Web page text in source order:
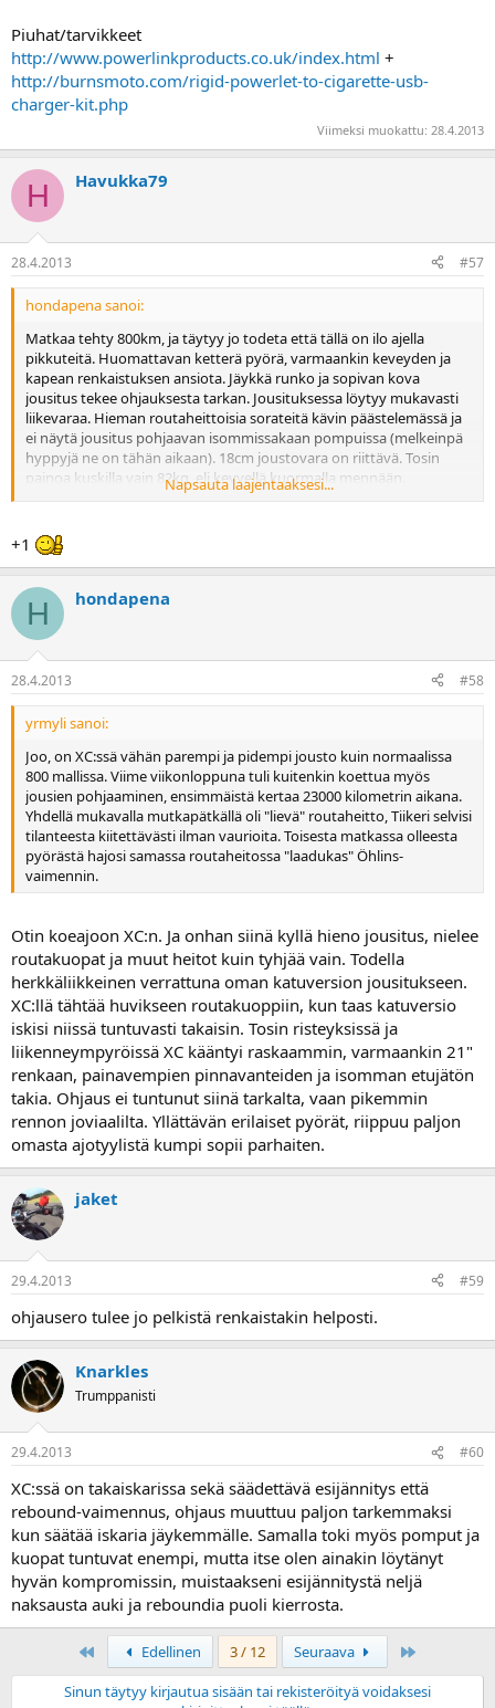
Piuhat/tarvikkeet
http://www.powerlinkproducts.co.uk/index.html +
http://burnsmoto.com/rigid-powerlet-to-cigarette-usb-
charger-kit.php
Viimeksi muokattu: 28.4.2013
H Havukka79
28.4.2013 #57
hondapena sanoi:
Matkaa tehty 800km, ja täytyy jo todeta että tällä on ilo ajella
pikkuteitä. Huomattavan ketterä pyörä, varmaankin keveyden ja
kapean renkaistuksen ansiota. Jäykkä runko ja sopivan kova
jousitus tekee ohjauksesta tarkan. Jousituksessa löytyy mukavasti
liikevaraa. Hieman routaheittoisia sorateitä kävin päästelemässä ja
ei näytä jousitus pohjaavan isommissakaan pompuissa (melkeinpä
hyppyjä ne on tähän aikaan). 18cm joustovara on riittävä. Tosin
painoa kuskilla vain 82kg, eli kevyellä kuormalla mennään.
Huomattava parannus kuitenkin edellisen katupyörän 12cm
sora-ajoon tosin kaipaisi enemmän pitoa renkaisiin ja löysempää
jousitusta, XC-malli nappuloilla lieneekin selkästi parempi valinta
GPS-teline tähän löytyi SW Motechilta, ruuvataan
pleksikiinnikkeiden alle ja näyttö tulee mittareiden päälle:
Triumphin säädettevä pidempi pleksi vaikuttaa kohtuulliselta,
työmatkaa voi ajella ilman tulppia. Pitkiin siirtymiin toivoisi
kuitenkin vielä hiljaisempaa. Onko joku parennellut pleksiä,
saisikohan esim jatkopalalla ilmavirran kypärän yli?
edit: ja lisäyksenä että moottorista ei voi olla tykkäämättä. Vääntää
tasaisesti koko kierrosalueelta, voi ajella rauhallisesti pienillä
kierroksilla tai raivopäisemmin suuremmilla kierroksilla - ei ole
kuollutta kohtaa eikä tehopiikkiä, toimii hyvin kierroksista
riippumatta. Tosin kunnolla punarajaa päästään puhuttelemaan
vasta sisäänajon jälkeen
Hyvin ovat onnistuneet triumphilla
Napsauta laajentaaksesi...
+1
H hondapena
28.4.2013 #58
yrmyli sanoi:
Joo, on XC:ssä vähän parempi ja pidempi jousto kuin normaalissa
800 mallissa. Viime viikonloppuna tuli kuitenkin koettua myös
jousien pohjaaminen, ensimmäistä kertaa 23000 kilometrin aikana.
Yhdellä mukavalla mutkapätkällä oli "lievä" routaheitto, Tiikeri selvisi
tilanteesta kiitettävästi ilman vaurioita. Toisesta matkassa olleesta
pyörästä hajosi samassa routaheitossa "laadukas" Öhlins-
vaimennin.
Otin koeajoon XC:n. Ja onhan siinä kyllä hieno jousitus, nielee
routakuopat ja muut heitot kuin tyhjää vain. Todella
herkkäliikkeinen verrattuna oman katuversion jousitukseen.
XC:llä tähtää huvikseen routakuoppiin, kun taas katuversio
iskisi niissä tuntuvasti takaisin. Tosin risteyksissä ja
liikenneympyröissä XC kääntyi raskaammin, varmaankin 21"
renkaan, painavempien pinnavanteiden ja isomman etujätön
takia. Ohjaus ei tuntunut siinä tarkalta, vaan pikemmin
rennon joviaalilta. Yllättävän erilaiset pyörät, riippuu paljon
omasta ajotyylistä kumpi sopii parhaiten.
jaket
29.4.2013 #59
ohjausero tulee jo pelkistä renkaistakin helposti.
Knarkles
Trumppanisti
29.4.2013 #60
XC:ssä on takaiskarissa sekä säädettävä esijännitys että
rebound-vaimennus, ohjaus muuttuu paljon tarkemmaksi
kun säätää iskaria jäykemmälle. Samalla toki myös pomput ja
kuopat tuntuvat enempi, mutta itse olen ainakin löytänyt
hyvän kompromissin, muistaakseni esijännitystä neljä
naksausta auki ja reboundia puoli kierrosta.
Edellinen 3 / 12 Seuraava
Sinun täytyy kirjautua sisään tai rekisteröityä voidaksesi